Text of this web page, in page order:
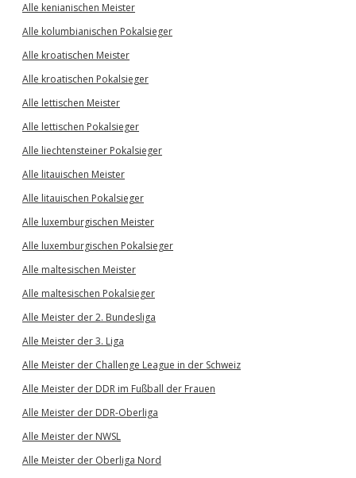
Alle kenianischen Meister
Alle kolumbianischen Pokalsieger
Alle kroatischen Meister
Alle kroatischen Pokalsieger
Alle lettischen Meister
Alle lettischen Pokalsieger
Alle liechtensteiner Pokalsieger
Alle litauischen Meister
Alle litauischen Pokalsieger
Alle luxemburgischen Meister
Alle luxemburgischen Pokalsieger
Alle maltesischen Meister
Alle maltesischen Pokalsieger
Alle Meister der 2. Bundesliga
Alle Meister der 3. Liga
Alle Meister der Challenge League in der Schweiz
Alle Meister der DDR im Fußball der Frauen
Alle Meister der DDR-Oberliga
Alle Meister der NWSL
Alle Meister der Oberliga Nord